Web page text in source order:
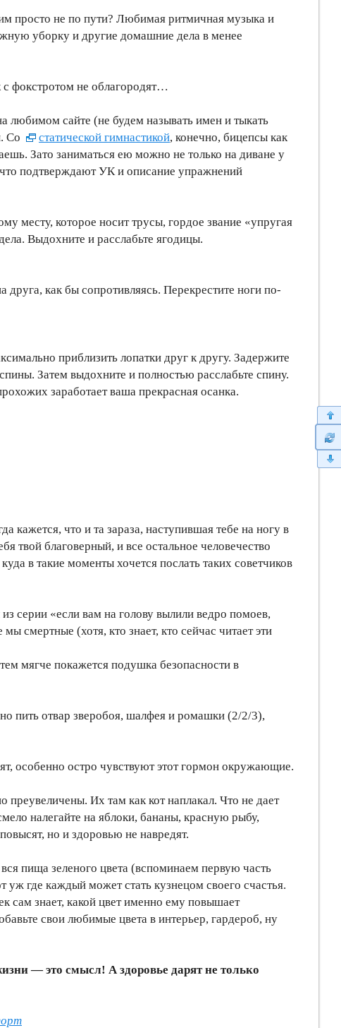
просто не по пути? Любимая ритмичная музыка и
уборку и другие домашние дела в менее
фокстротом не облагородят…
любимом сайте (не будем называть имен и тыкать
Со
статической гимнастикой, конечно, бицепсы как
Зато заниматься ею можно не только на диване у
подтверждают УК и описание упражнений
месту, которое носит трусы, гордое звание «упругая
Выдохните и расслабьте ягодицы.
друга, как бы сопротивляясь. Перекрестите ноги по-
приблизить лопатки друг к другу. Задержите
Затем выдохните и полностью расслабьте спину.
заработает ваша прекрасная осанка.
кажется, что и та зараза, наступившая тебе на ногу в
твой благоверный, и все остальное человечество
в такие моменты хочется послать таких советчиков
серии «если вам на голову вылили ведро помоев,
смертные (хотя, кто знает, кто сейчас читает эти
мягче покажется подушка безопасности в
пить отвар зверобоя, шалфея и ромашки (2/2/3),
особенно остро чувствуют этот гормон окружающие.
Их там как кот наплакал. Что не дает
налегайте на яблоки, бананы, красную рыбу,
но и здоровью не навредят.
пища зеленого цвета (вспоминаем первую часть
уж где каждый может стать кузнецом своего счастья.
сам знает, какой цвет именно ему повышает
свои любимые цвета в интерьер, гардероб, ну
— это смысл! А здоровье дарят не только